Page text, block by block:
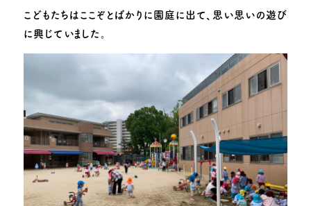
お問い合わせ このサイトについて
こどもたちはここぞとばかりに園庭に出て、思い思いの遊び
に興じていました。